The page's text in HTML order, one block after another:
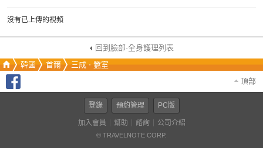
沒有已上傳的視頻
回到臉部·全身護理列表
韓國
首爾
三成ㆍ蠶室
頂部
登錄 預約管理 PC版
加入會員 幫助 諮詢 公司介紹
© TRAVELNOTE CORP.